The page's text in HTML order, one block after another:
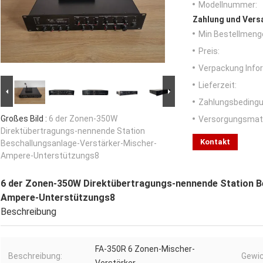
Großes Bild : 6 der Zonen-350W
Direktübertragungs-nennende Station
Beschallungsanlage-Verstärker-Mischer-
Ampere-Unterstützungs8
Modellnummer:
Zahlung und
Min
Preis:
Verpackung
Lieferzeit:
Kontakt
6 der Zonen-350W Direktübertragungs-nennende Station
Ampere-Unterstützungs8
Beschreibung
Beschreibung:
FA-350R 6 Zonen-Mischer-